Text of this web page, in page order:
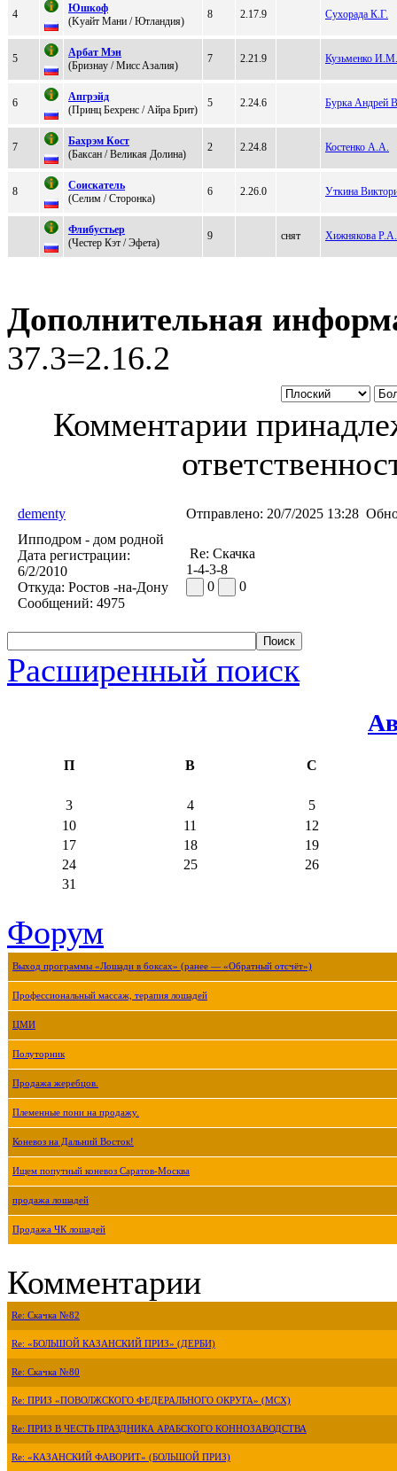
4
Юшкoф
(Kуайт Мани / Ютлaндия)
8 2.17.9 Сухорада К.Г.
5
Аpбат Mэн
(Бpизнaу / Миcc Aзалия)
7 2.21.9 Кузьменко И.М.
6
Апгрэйд
(Пpинц Бехpенc / Айрa Брит)
5 2.24.6 Бурка Андрей
7
Бахрэм Кocт
(Баксан / Beликaя Дoлинa)
2 2.24.8 Костенко А.А.
8
Cоиcкaтeль
(Селим / Сторонка)
6 2.26.0 Уткина
Флибуcтьeр
(Чecтep Кэт / Эфeта)
9 снят Хижнякова Р.А.
Дополнительная
37.3=2.16.2
Комментарии
dementy Отправлено: 20/7/2025 13:28
Ипподром - дом родной
Дата регистрации:
6/2/2010
Откуда: Ростов -на-Дону
Сообщений: 4975
Re: Скачка
1-4-3-8
0
0
Расширенный поиск
П В С
3 4
5
10
11
12
17
18
19
24
25
26
31
Форум
Выход программы «Лошади в боксах» (ранее — «Обратный отсчёт»)
Профессиональный массаж, терапия лошадей
ЦМИ
Полуторник
Продажа жеребцов.
Племенные пони на продажу.
Коневоз на Дальний Восток!
Ищем попутный коневоз Саратов-Москва
продажа лошадей
Продажа ЧК лошадей
Комментарии
Re: Скачка №82
Re: «БОЛЬШОЙ КАЗАНСКИЙ ПРИЗ» (ДЕРБИ)
Re: Скачка №80
Re: ПРИЗ «ПОВОЛЖСКОГО ФЕДЕРАЛЬНОГО ОКРУГА» (МСХ)
Re: ПРИЗ В ЧЕСТЬ ПРАЗДНИКА АРАБСКОГО КОННОЗАВОДСТВА
Re: «КАЗАНСКИЙ ФАВОРИТ» (БОЛЬШОЙ ПРИЗ)